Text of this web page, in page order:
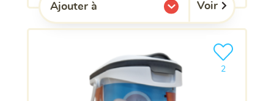
Ajouter à
l'une de mes listes. Voir
2
Ajouter le
clients ont